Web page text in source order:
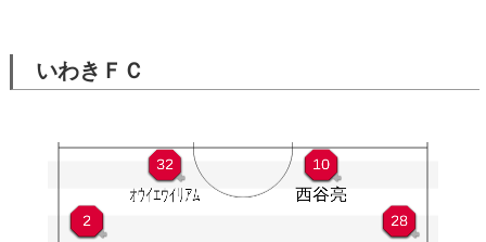
いわきＦＣ